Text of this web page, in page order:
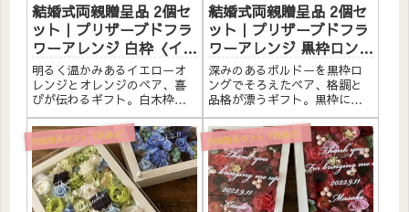
結婚式両親贈呈品 2個セ
ット｜プリザーブドフラ
ワーアレンジ 白枠〈イエ
ローオレンジ＆オレン
ジ〉文字入れ
明るく温かみあるイエローオ
レンジとオレンジのペア、喜
びが伝わるギフト。白木枠に
プリザーブドフラワーと造花
をたっぷりアレンジしまし
た。アクリルプレートへの白
文字入れ無料。自立するので
壁かけでも置き型でも飾れま
す。こんな方へ結婚式の両親
贈呈品に...
結婚式両親贈呈品 2個セ
ット｜プリザーブドフラ
ワーアレンジ 黒枠ロング
〈ボルドーペア〉文字入
れ
深みのあるボルドーを黒枠ロ
ングでそろえたペア、格調と
品格が漂うギフト。黒枠にプ
リザーブドフラワーと造花を
たっぷりアレンジしました。
アクリルプレートへのメッセ
ージ入れ無料。自立するので
壁かけでも置き型でも飾れま
す。こんな方へ結婚式の両親
贈呈品...
両親贈呈ギフト（結婚式） 両親贈呈ギフト（結婚式）